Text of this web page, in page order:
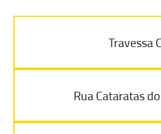
Travessa C
Rua Cataratas